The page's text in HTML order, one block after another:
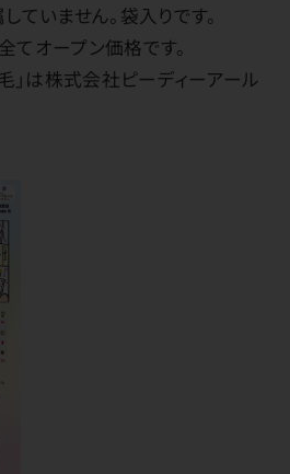
ていません。袋入りです。
オープン価格です。
毛」は株式会社ピーディーアール